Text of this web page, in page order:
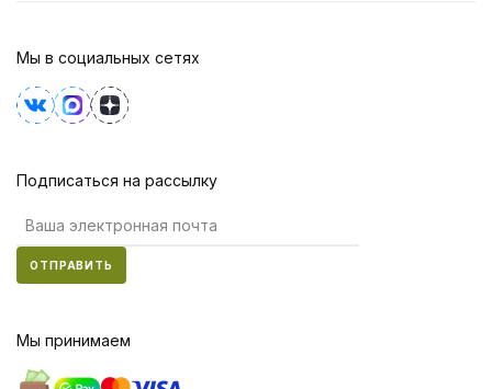
Мы в социальных сетях
Подписаться на рассылку
ОТПРАВИТЬ
Мы принимаем